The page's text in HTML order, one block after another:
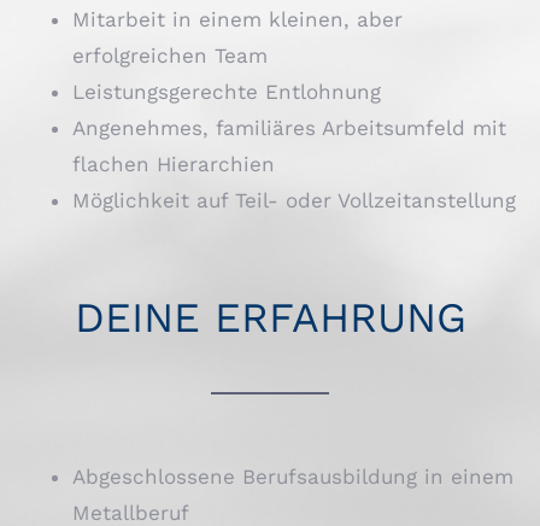
Mitarbeit in einem kleinen, aber
erfolgreichen Team
Leistungsgerechte Entlohnung
Angenehmes, familiäres Arbeitsumfeld mit
flachen Hierarchien
Möglichkeit auf Teil- oder Vollzeitanstellung
DEINE ERFAHRUNG
Abgeschlossene Berufsausbildung in einem
Metallberuf